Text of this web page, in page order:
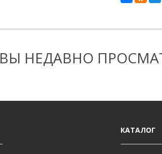
ВЫ НЕДАВНО
КАТАЛОГ